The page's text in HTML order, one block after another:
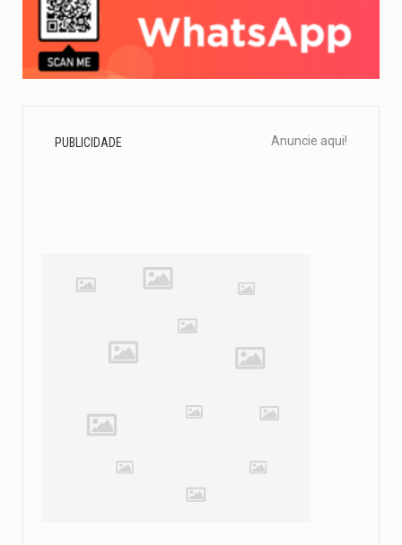
PUBLICIDADE Anuncie aqui!